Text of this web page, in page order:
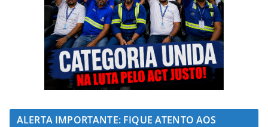
ALERTA IMPORTANTE: FIQUE ATENTO AOS